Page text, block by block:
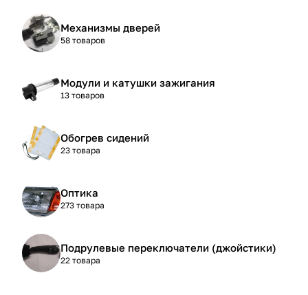
Механизмы дверей
58 товаров
Модули и катушки зажигания
13 товаров
Обогрев сидений
23 товара
Оптика
273 товара
Подрулевые переключатели (джойстики)
22 товара